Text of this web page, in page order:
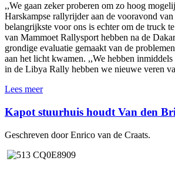
,,We gaan zeker proberen om zo hoog
Harskampse rallyrijder aan de vooravond
belangrijkste voor ons is echter om de truck
van Mammoet Rallysport hebben na de
grondige evaluatie gemaakt van de
aan het licht kwamen. ,,We hebben
in de Libya Rally hebben we nieuwe veren
Lees meer
Kapot stuurhuis houdt Van den
Geschreven door Enrico van de Craats.